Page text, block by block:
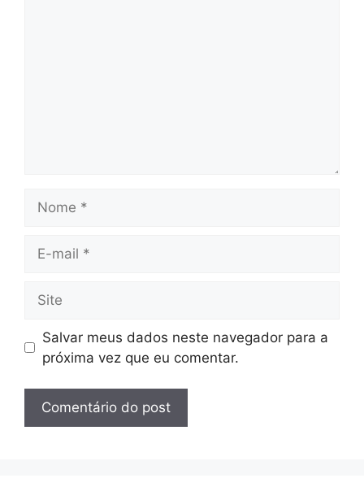
mail
Salvar meus dados neste navegador para a
próxima vez que eu comentar.